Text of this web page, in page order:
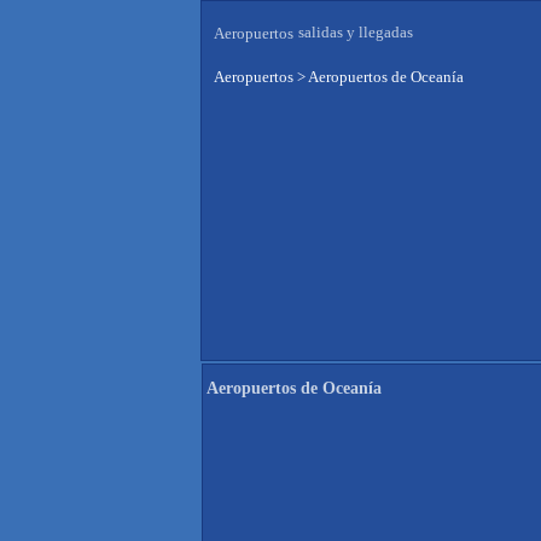
Aeropuertos salidas y llegadas
Aeropuertos >Aeropuertos de Oceanía
Aeropuertos de Oceanía